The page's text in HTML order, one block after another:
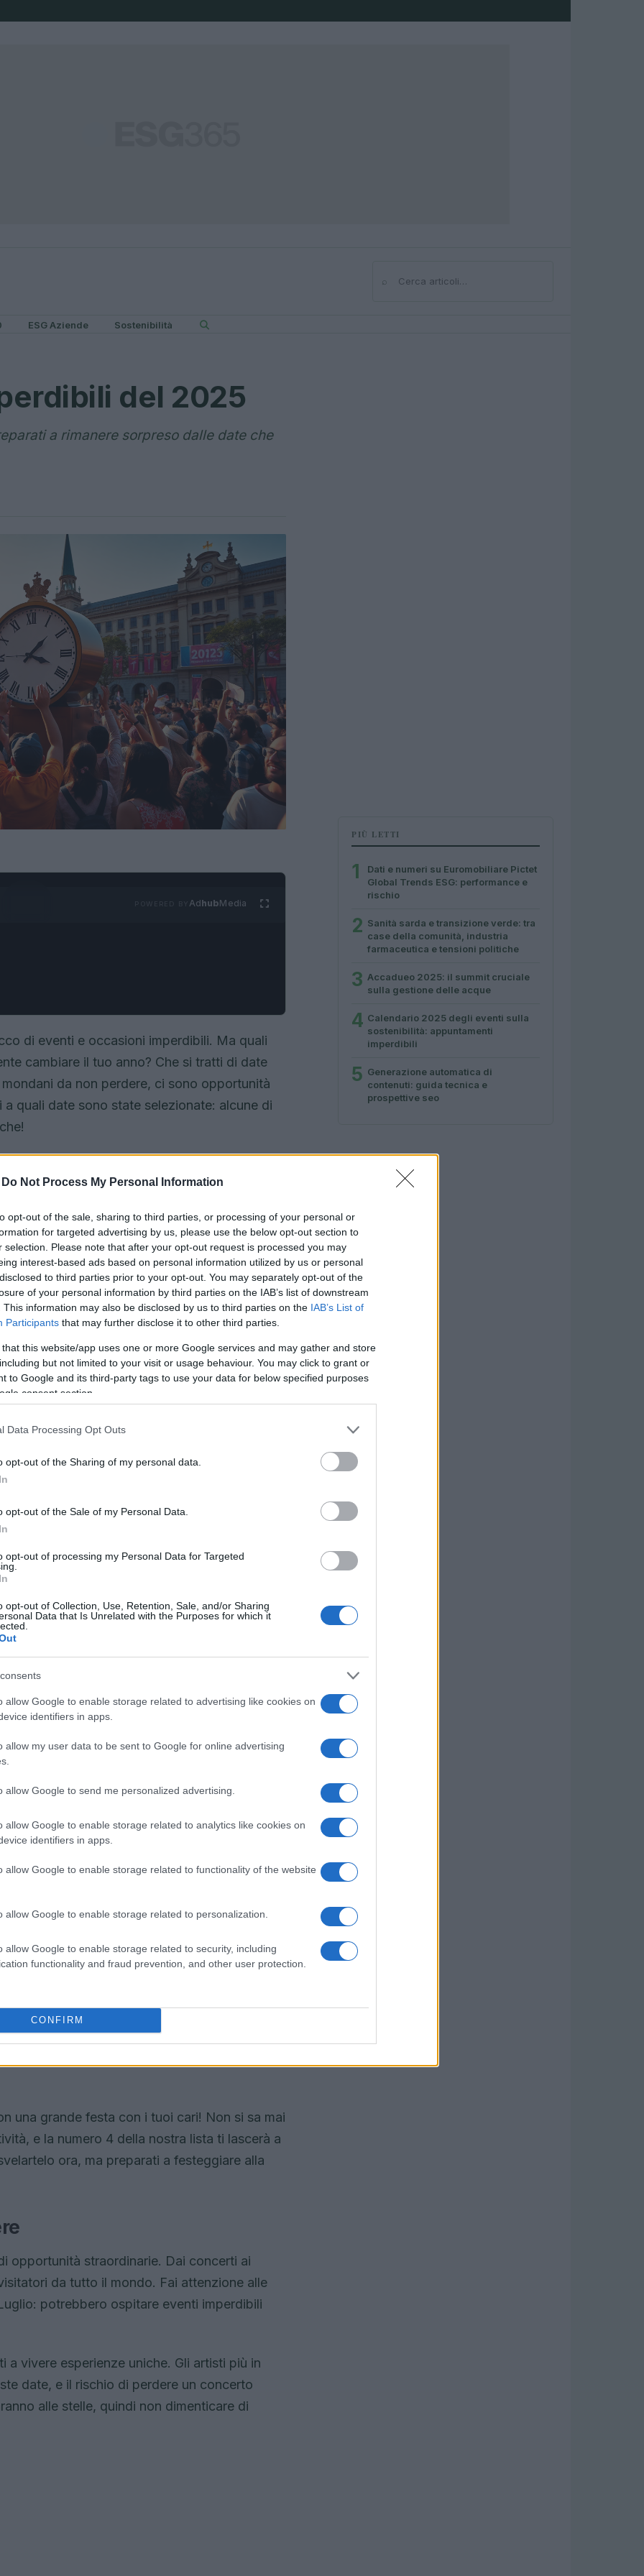
Do Not Process My Personal Information
opt-out of the sale, sharing to third parties, or processing of your personal or
for targeted advertising by us, please use the below opt-out section to
selection. Please note that after your opt-out request is processed you may
interest-based ads based on personal information utilized by us or personal
to third parties prior to your opt-out. You may separately opt-out of the
of your personal information by third parties on the IAB’s list of downstream
This information may also be disclosed by us to third parties on the IAB’s List of
Participants that may further disclose it to other third parties.
that this website/app uses one or more Google services and may gather and store
but not limited to your visit or usage behaviour. You may click to grant or
to Google and its third-party tags to use your data for below specified purposes
consent section.
Data Processing Opt Outs
opt-out of the Sharing of my personal data.
opt-out of the Sale of my Personal Data.
opt-out of processing my Personal Data for Targeted
opt-out of Collection, Use, Retention, Sale, and/or Sharing
Data that Is Unrelated with the Purposes for which it
allow Google to enable storage related to advertising like cookies on
identifiers in apps.
allow my user data to be sent to Google for online advertising
allow Google to send me personalized advertising.
allow Google to enable storage related to analytics like cookies on
identifiers in apps.
allow Google to enable storage related to functionality of the website
allow Google to enable storage related to personalization.
allow Google to enable storage related to security, including
functionality and fraud prevention, and other user protection.
CONFIRM
⌕Cerca
ESG Aziende Sostenibilità
del 2025
a rimanere sorpreso dalle date che
AdhubMedia
di eventi e occasioni imperdibili. Ma quali
cambiare il tuo anno? Che si tratti di date
da non perdere, ci sono opportunità
quali date sono state selezionate: alcune di
anno che porterà con sé ricorrenze
che hanno plasmato il mondo come lo
Il 30 Ottobre e l’11 Novembre sono solo
riservare sorprese e far vibrare il tuo spirito
Potrebbero esserci conferenze, celebrazioni
internazionale. Se sei
sono un’occasione da non perdere!
arricchire il tuo bagaglio culturale.
con sé una serie di occasioni da
di staccare la spina, ma anche di riunire
per altre celebrazioni locali, ogni
una grande festa con i tuoi cari! Non si sa mai
e la numero 4 della nostra lista ti lascerà a
ora, ma preparati a festeggiare alla
opportunità straordinarie. Dai concerti ai
da tutto il mondo. Fai attenzione alle
potrebbero ospitare eventi imperdibili
a vivere esperienze uniche. Gli artisti più in
date, e il rischio di perdere un concerto
alle stelle, quindi non dimenticare di
PIÙ LETTI
1
Dati e numeri su Euromobiliare Pictet
Global Trends ESG: performance e
rischio
2 Sanità sarda e transizione verde: tra
case della comunità, industria
farmaceutica e tensioni politiche
3 Accadueo 2025: il summit cruciale
sulla gestione delle acque
4 Calendario 2025 degli eventi sulla
sostenibilità: appuntamenti
imperdibili
5 Generazione automatica di
contenuti: guida tecnica e
prospettive seo